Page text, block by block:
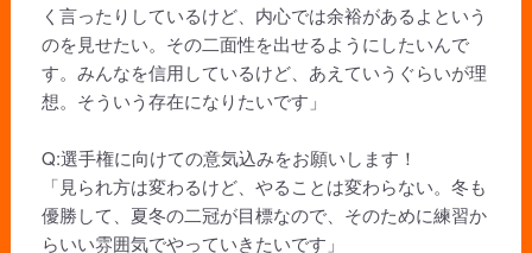
く言ったりしているけど、内心では余裕があるよという
のを見せたい。その二面性を出せるようにしたいんで
す。みんなを信用しているけど、あえていうぐらいが理
想。そういう存在になりたいです」
Q:選手権に向けての意気込みをお願いします！
「見られ方は変わるけど、やることは変わらない。冬も
優勝して、夏冬の二冠が目標なので、そのために練習か
らいい雰囲気でやっていきたいです」